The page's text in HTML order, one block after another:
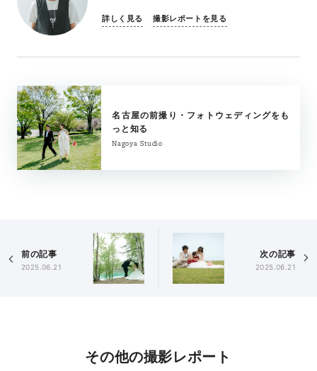
詳しく見る 撮影レポートを見る
名古屋の前撮り・フォトウェディングをも
っと知る
Nagoya Studio
前の記事
2025.06.21
次の記事
2025.06.21
その他の撮影レポート